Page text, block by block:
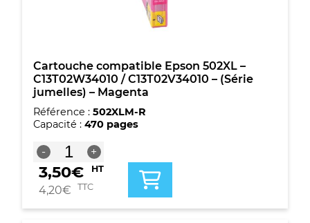
Magenta
Cartouche compatible Epson 502XL –
C13T02W34010 / C13T02V34010 – (Série
jumelles) – Magenta
Référence : 502XLM-R
Capacité : 470 pages
-
quantité
de
Cartouche
compatible
502XL
+
3,50€ HT
4,20€ TTC